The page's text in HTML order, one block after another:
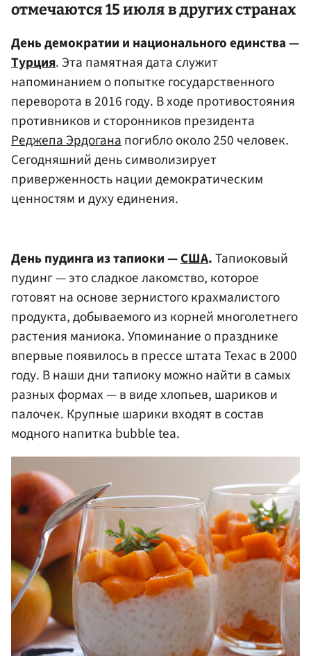
отмечаются 15 июля в других странах
День демократии и национального единства —
Турция. Эта памятная дата служит
напоминанием о попытке государственного
переворота в 2016 году. В ходе противостояния
противников и сторонников президента
Реджепа Эрдоганапогибло около 250 человек.
Сегодняшний день символизирует
приверженность нации демократическим
ценностям и духу единения.
День пудинга из тапиоки —США.Тапиоковый
пудинг — это сладкое лакомство, которое
готовят на основе зернистого крахмалистого
продукта, добываемого из корней многолетнего
растения маниока. Упоминание о празднике
впервые появилось в прессе штата Техас в 2000
году. В наши дни тапиоку можно найти в самых
разных формах — в виде хлопьев, шариков и
палочек. Крупные шарики входят в состав
модного напитка bubble tea.